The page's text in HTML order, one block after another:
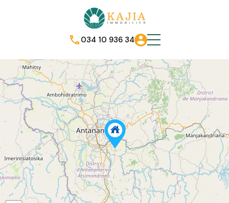
034 10 936 34